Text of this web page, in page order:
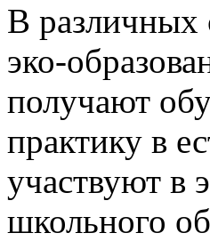
В различных
эко-
получают
практику в
участвуют в
школьного